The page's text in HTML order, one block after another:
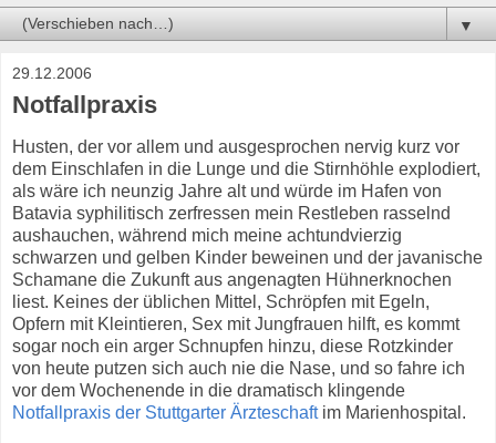
▼
29.12.2006
Notfallpraxis
Husten, der vor allem und ausgesprochen nervig kurz vor
dem Einschlafen in die Lunge und die Stirnhöhle explodiert,
als wäre ich neunzig Jahre alt und würde im Hafen von
Batavia syphilitisch zerfressen mein Restleben rasselnd
aushauchen, während mich meine achtundvierzig
schwarzen und gelben Kinder beweinen und der javanische
Schamane die Zukunft aus angenagten Hühnerknochen
liest. Keines der üblichen Mittel, Schröpfen mit Egeln,
Opfern mit Kleintieren, Sex mit Jungfrauen hilft, es kommt
sogar noch ein arger Schnupfen hinzu, diese Rotzkinder
von heute putzen sich auch nie die Nase, und so fahre ich
vor dem Wochenende in die dramatisch klingende
Notfallpraxis der Stuttgarter Ärzteschaftim Marienhospital.